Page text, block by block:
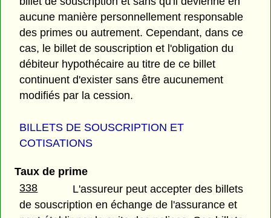
aucune manière personnellement responsable
des primes ou autrement. Cependant, dans ce
cas, le billet de souscription et l'obligation du
débiteur hypothécaire au titre de ce billet
continuent d'exister sans être aucunement
modifiés par la cession.
BILLETS DE SOUSCRIPTION ET
COTISATIONS
Taux de prime
338
L'assureur peut accepter des billets
de souscription en échange de l'assurance et